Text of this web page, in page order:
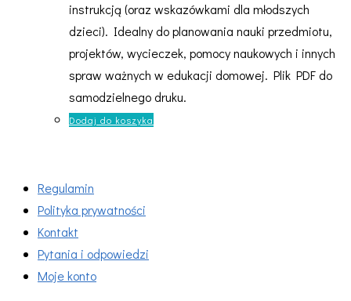
instrukcją (oraz wskazówkami dla młodszych
dzieci). Idealny do planowania nauki przedmiotu,
projektów, wycieczek, pomocy naukowych i innych
spraw ważnych w edukacji domowej. Plik PDF do
samodzielnego druku.
Dodaj do koszyka
Regulamin
Polityka prywatności
Kontakt
Pytania i odpowiedzi
Moje konto